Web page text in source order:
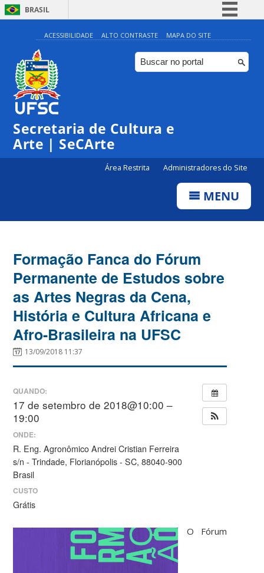
BRASIL
Simplifique!
Comunica BR
Participe
ACESSIBILIDADE ALTO CONTRASTE MAPA DO SITE
Secretaria de Cultura e
Arte | SeCArte
Área Restrita Administradores do Site
MENU
Formação Fanca do Fórum
Permanente de Estudos sobre
as Artes Negras da Cena,
História e Cultura Africana e
Afro-Brasileira na UFSC
13/09/2018 11:37
QUANDO:
17 de setembro de 2018@10:00 –
19:00
ONDE:
R. Eng. Agronômico Andrei Cristian Ferreira
s/n - Trindade, Florianópolis - SC, 88040-900
Brasil
CUSTO
Grátis
O Fórum